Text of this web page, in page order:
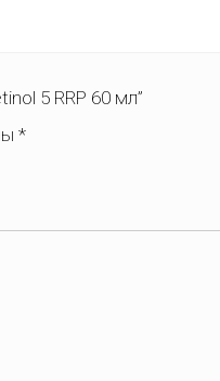
5 RRP 60 мл”
*